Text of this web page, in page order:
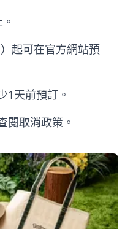
起可在官方網站預
1天前預訂。
閱取消政策。